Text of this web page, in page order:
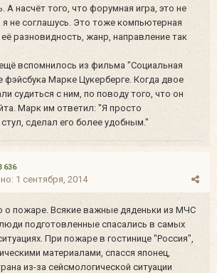
А насчёт того, что форумная игра, это не
я не соглашусь. Это тоже компьютерная
её разновидность, жанр, направление так
вспомнилось из фильма "Социальная
фэйсбука Марке Цукерберге. Когда двое
судиться с ним, по поводу того, что он
Марк им ответил: "Я просто
сделал его более удобным."
636
1 сентября, 2014
о пожаре. Всякие важные дяденьки из МЧС
подготовленные спасались в самых
При пожаре в гостинице "Россия",
материалами, спасся японец,
из-за сейсмологической ситуации